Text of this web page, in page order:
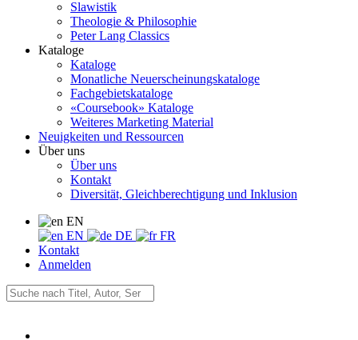
Slawistik
Theologie & Philosophie
Peter Lang Classics
Kataloge
Kataloge
Monatliche Neuerscheinungskataloge
Fachgebietskataloge
«Coursebook» Kataloge
Weiteres Marketing Material
Neuigkeiten und Ressourcen
Über uns
Über uns
Kontakt
Diversität, Gleichberechtigung und Inklusion
EN
EN
DE
FR
Kontakt
Anmelden